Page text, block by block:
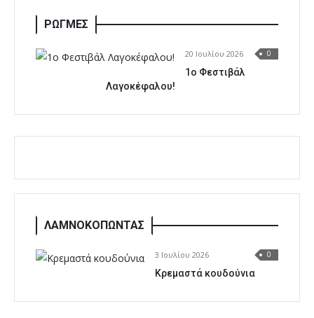
ΡΩΓΜΕΣ
20 Ιουλίου 2026 0
1o Φεστιβάλ
Λαγοκέφαλου!
ΛΑΜΝΟΚΟΠΩΝΤΑΣ
3 Ιουλίου 2026 0
Κρεμαστά κουδούνια